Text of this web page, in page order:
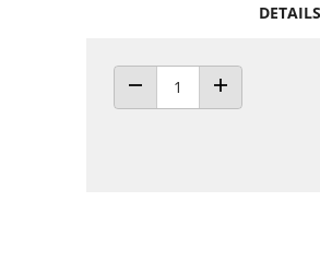
ANZAHL VERRINGERN
ANZAHL